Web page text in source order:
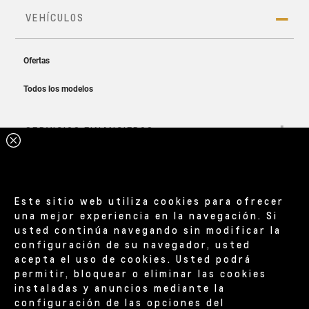
Equilibra el rendimiento y la eficiencia.
dual puede funcionar como un cargador rápido
(carga del 30% al 80% en hasta 35 minutos usando
un enchufe industrial) o un cargador lento (carga del
20% al 100% en 16,5 horas usando un enchufe
convencional), lo que lo hace ideal mantener la
batería de tuSpark EUVsiempre preparada, sin
Este sitio web utiliza cookies para ofrecer
una mejor experiencia en la navegación. Si
usted continúa navegando sin modificar la
configuración de su navegador, usted
acepta el uso de cookies. Usted podrá
permitir, bloquear o eliminar las cookies
instaladas y anuncios mediante la
configuración de las opciones del